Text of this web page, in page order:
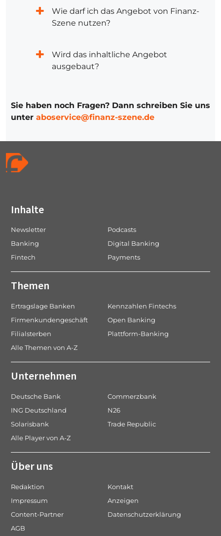
Wie darf ich das Angebot von Finanz-
Szene nutzen?
Wird das inhaltliche Angebot
ausgebaut?
Sie haben noch Fragen? Dann schreiben Sie uns
unter aboservice@finanz-szene.de
Inhalte
Newsletter
Podcasts
Banking
Digital Banking
Fintech
Payments
Themen
Ertragslage Banken
Kennzahlen Fintechs
Firmenkundengeschäft
Open Banking
Filialsterben
Plattform-Banking
Alle Themen von A-Z
Unternehmen
Deutsche Bank
Commerzbank
ING Deutschland
N26
Solarisbank
Trade Republic
Alle Player von A-Z
Über uns
Redaktion
Kontakt
Impressum
Anzeigen
Content-Partner
Datenschutzerklärung
AGB